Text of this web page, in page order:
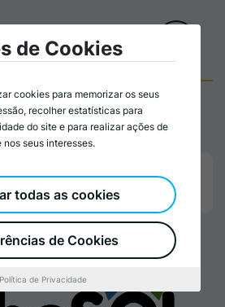
de Cookies
cookies para memorizar os seus
recolher estatísticas para
do site e para realizar ações de
seus interesses.
de Cookies
todas as cookies
Política de Privacidade